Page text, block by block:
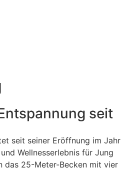
seit
seit seiner Eröffnung im Jahr
Wellnesserlebnis für Jung
das 25-Meter-Becken mit vier